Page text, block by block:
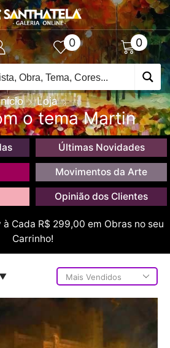
0 0
Loja
o tema Martin
Últimas Novidades
Movimentos da Arte
Opinião dos Clientes
à Cada R$ 299,00 em Obras no seu
Carrinho!
▼